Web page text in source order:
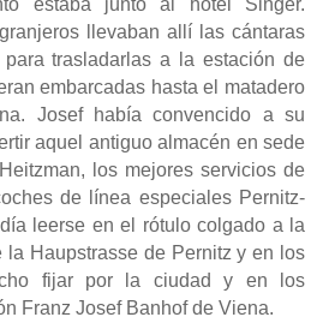
llevaban allí las cántaras
trasladarlas a la estación de
embarcadas hasta el matadero
Josef había convencido a su
aquel antiguo almacén en sede
los mejores servicios de
de línea especiales Pernitz-
leerse en el rótulo colgado a la
la Haupstrasse de Pernitz y en los
fijar por la ciudad y en los
Franz Josef Banhof de Viena.